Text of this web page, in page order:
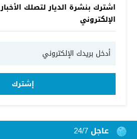
اشترك بنشرة الديار لتصلك
الإلكتروني
إشترك
عاجل 24/7